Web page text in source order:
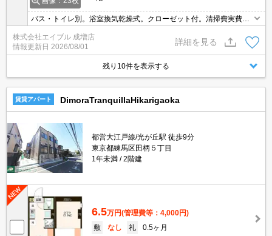
バス・トイレ別。浴室換気乾燥式。クローゼット付。清掃費実費。
サポートシステム加入要1,500円/月。3路線2駅利用可能で都心への
アクセス良好。TVモニター付インターホン。
株式会社エイブル 成増店
情報更新日 2026/08/01
詳細を見る
残り10件を表示する
賃貸アパート DimoraTranquillaHikarigaoka
都営大江戸線/光が丘駅 徒歩9分
東京都練馬区田柄５丁目
1年未満
2階建
6.5万円(管理費等：4,000円)
敷
なし 礼
0.5ヶ月